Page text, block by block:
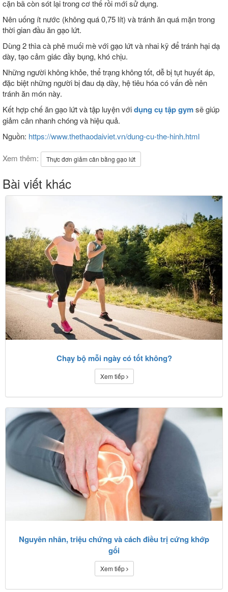
cặn bã còn sót lại trong cơ thể rồi mới sử dụng.
Nên uống ít nước (không quá 0,75 lít) và tránh ăn quá mặn trong
thời gian đầu ăn gạo lứt.
Dùng 2 thìa cà phê muối mè với gạo lứt và nhai kỹ để tránh hại dạ
dày, tạo cảm giác đầy bụng, khó chịu.
Những người không khỏe, thể trạng không tốt, dễ bị tụt huyết áp,
đặc biệt những người bị đau dạ dày, hệ tiêu hóa có vấn đề nên
tránh ăn món này.
Kết hợp chế ăn gạo lứt và tập luyện vớidụng cụ tập gymsẽ giúp
giảm cân nhanh chóng và hiệu quả.
Nguồn: https://www.thethaodaiviet.vn/dung-cu-the-hinh.html
Xem thêm: Thực đơn giảm cân bằng gạo lứt
Bài viết khác
Chạy bộ mỗi ngày có tốt không?
Xem tiếp
Nguyên nhân, triệu chứng và cách điều trị cứng khớp
gối
Xem tiếp